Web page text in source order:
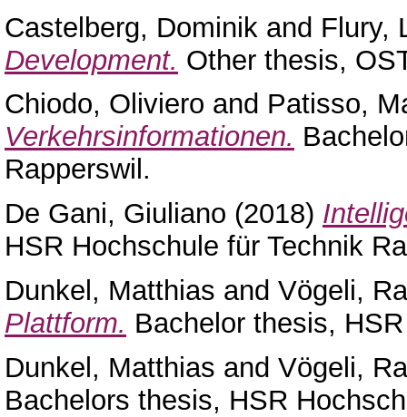
Castelberg, Dominik and Flury,
Development. Other thesis,
Chiodo, Oliviero and Patisso,
Verkehrsinformationen.
Rapperswil.
De Gani, Giuliano (2018)
HSR Hochschule für Technik
Dunkel, Matthias and Vögeli,
Plattform. Bachelor thesis,
Dunkel, Matthias and Vögeli,
Bachelors thesis, HSR